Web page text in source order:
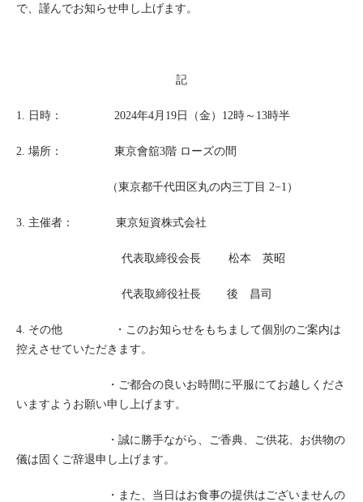
で、謹んでお知らせ申し上げます。
記
1. 日時： 2024年4月 19 日（金） 12時～ 13時半
2. 場所： 東京會舘3階 ローズの間
（東京都千代田区丸の内三丁目 2−1 ）
3. 主催者： 東京短資株式会社
代表取締役会長 松本 英昭
代表取締役社長 後 昌司
4. その他
・このお知らせをもちまして個別のご案内は
控えさせていただきます。
・ご都合の良いお時間に平服にてお越しくださ
いますようお願い申し上げます。
・誠に勝手ながら、ご香典、ご供花、お供物の
儀は固くご辞退申し上げます。
・また、当日はお食事の提供はございませんの